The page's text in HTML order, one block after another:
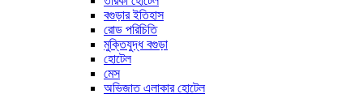
বগুড়ার ইতিহাস
রোড পরিচিতি
মুক্তিযুদ্ধ বগুড়া
হোটেল
মেস
অভিজাত এলাকার হোটেল